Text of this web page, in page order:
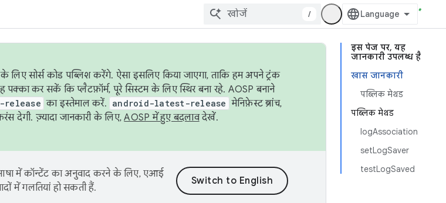
/
इस पेज पर, यह
जानकारी उपलब्ध है
खास जानकारी
पब्लिक मेथड
पब्लिक मेथड
logAssociation
setLogSaver
testLogSaved
लिए सोर्स कोड पब्लिश करेंगे. ऐसा इसलिए किया जाएगा, ताकि हम अपने ट्रंक
कर सकें कि प्लैटफ़ॉर्म, पूरे सिस्टम के लिए स्थिर बना रहे. AOSP बनाने
का इस्तेमाल करें. android-latest-release मेनिफ़ेस्ट ब्रांच,
देगी. ज़्यादा जानकारी के लिए,AOSP में हुए बदलावदेखें.
में कॉन्टेंट का अनुवाद करने के लिए, एआई
में गलतियां हो सकती हैं.